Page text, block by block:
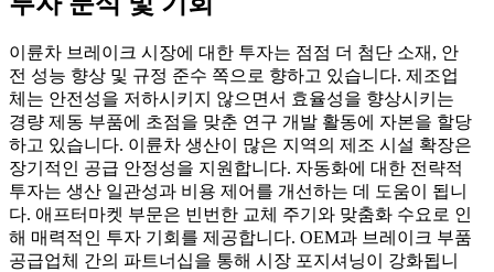
이륜차 브레이크 시장에 대한 투자는 점점 더 첨단 소재, 안
전 성능 향상 및 규정 준수 쪽으로 향하고 있습니다. 제조업
체는 안전성을 저하시키지 않으면서 효율성을 향상시키는
경량 제동 부품에 초점을 맞춘 연구 개발 활동에 자본을 할당
하고 있습니다. 이륜차 생산이 많은 지역의 제조 시설 확장은
장기적인 공급 안정성을 지원합니다. 자동화에 대한 전략적
투자는 생산 일관성과 비용 제어를 개선하는 데 도움이 됩니
다. 애프터마켓 부문은 빈번한 교체 주기와 맞춤화 수요로 인
해 매력적인 투자 기회를 제공합니다. OEM과 브레이크 부품
공급업체 간의 파트너십을 통해 시장 포지셔닝이 강화됩니